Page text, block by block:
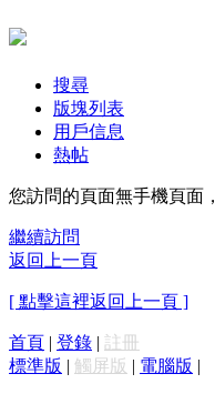
搜尋
版塊列表
用戶信息
熱帖
您訪問的頁面無手機頁面
繼續訪問
返回上一頁
[ 點擊這裡返回上一頁 ]
首頁 | 登錄 | 註冊
標準版 | 觸屏版 | 電腦版 |